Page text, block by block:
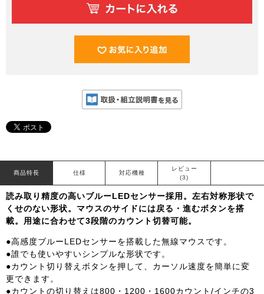
商品特長 仕様 対応機種
レビュー
(3)
読み取り精度の高いブルーLEDセンサー採用。左右対称形状で
くせのない形状。マウスのサイドには戻る・進むボタンを搭
載。用途に合わせて3段階のカウント切替可能。
●高感度ブルーLEDセンサーを搭載した無線マウスです。
●誰でも使いやすいシンプルな形状です。
●カウント切り替えボタンを押して、カーソル速度を簡単に変
更できます。
●カウントの切り替えは800・1200・1600カウント/インチの3